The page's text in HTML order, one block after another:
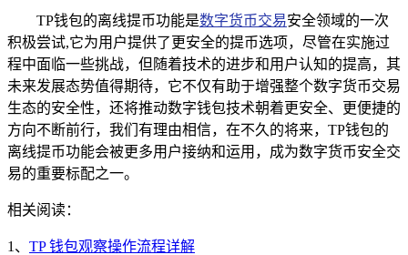
TP钱包的离线提币功能是数字货币交易安全领域的一次
积极尝试,它为用户提供了更安全的提币选项，尽管在实施过
程中面临一些挑战，但随着技术的进步和用户认知的提高，其
未来发展态势值得期待，它不仅有助于增强整个数字货币交易
生态的安全性，还将推动数字钱包技术朝着更安全、更便捷的
方向不断前行，我们有理由相信，在不久的将来，TP钱包的
离线提币功能会被更多用户接纳和运用，成为数字货币安全交
易的重要标配之一。
相关阅读：
1、 TP 钱包观察操作流程详解